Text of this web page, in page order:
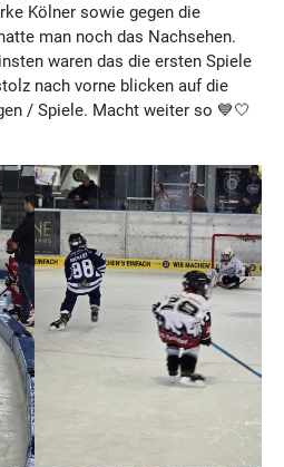
Kölner sowie gegen die
man noch das Nachsehen.
waren das die ersten Spiele
nach vorne blicken auf die
/ Spiele. Macht weiter so 💙🤍